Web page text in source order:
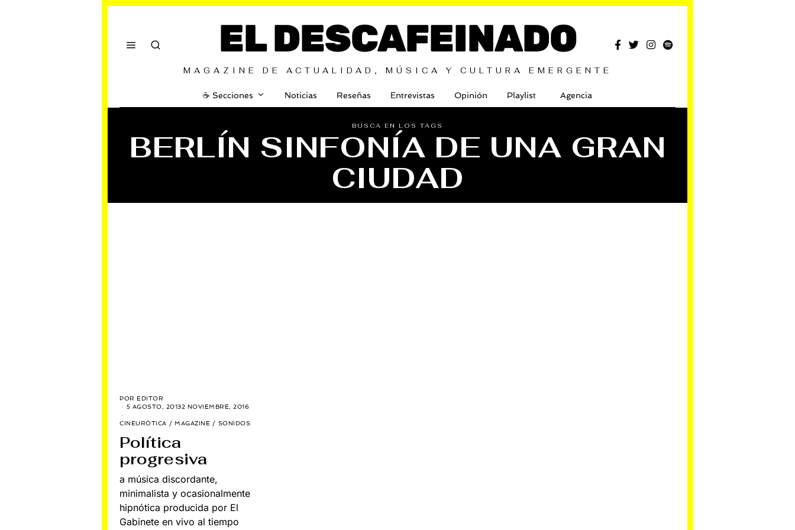
EL DESCAFEINADO
MAGAZINE DE ACTUALIDAD, MÚSICA Y CULTURA EMERGENTE
☕️ Secciones Noticias Reseñas Entrevistas Opinión Playlist Agencia
BUSCA EN LOS TAGS
BERLÍN SINFONÍA DE UNA GRAN
CIUDAD
POR EDITOR
5 AGOSTO, 20132 NOVIEMBRE, 2016
CINEURÓTICA / MAGAZINE / SONIDOS
Política
progresiva
a música discordante,
minimalista y ocasionalmente
hipnótica producida por El
Gabinete en vivo al tiempo